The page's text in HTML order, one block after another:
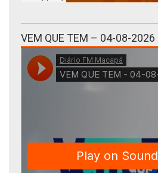
VEM QUE TEM – 04-08-2026